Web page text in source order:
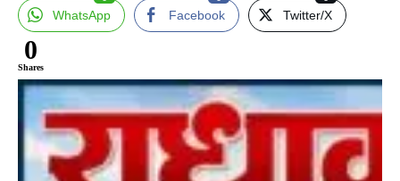
WhatsApp Facebook Twitter/X
0
Shares